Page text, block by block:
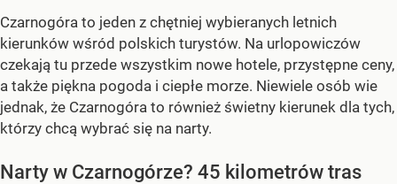
Czarnogóra to jeden z chętniej wybieranych letnich
kierunków wśród polskich turystów. Na urlopowiczów
czekają tu przede wszystkim nowe hotele, przystępne ceny,
a także piękna pogoda i ciepłe morze. Niewiele osób wie
jednak, że Czarnogóra to również świetny kierunek dla tych,
którzy chcą wybrać się na narty.
Narty w Czarnogórze? 45 kilometrów tras